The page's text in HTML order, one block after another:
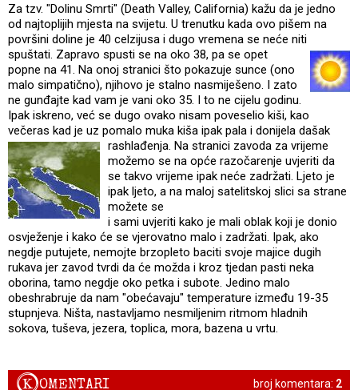
Za tzv. "Dolinu Smrti" (Death Valley, California) kažu da je jedno
od najtoplijih mjesta na svijetu. U trenutku kada ovo pišem na
površini doline je 40 celzijusa i dugo vremena se neće niti
spuštati. Zapravo spusti se na oko 38, pa se opet
popne na 41. Na onoj stranici što pokazuje sunce (ono
malo simpatično), njihovo je stalno nasmiješeno. I zato
ne gunđajte kad vam je vani oko 35. I to ne cijelu godinu.
Ipak iskreno, već se dugo ovako nisam poveselio kiši, kao
večeras kad je uz pomalo muka kiša ipak pala i donijela dašak
rashlađenja. Na stranici zavoda za vrijeme
možemo se na opće razočarenje uvjeriti da
se takvo vrijeme ipak neće zadržati. Ljeto je
ipak ljeto, a na maloj satelitskoj slici sa strane
možete se
i sami uvjeriti kako je mali oblak koji je donio
osvježenje i kako će se vjerovatno malo i zadržati. Ipak, ako
negdje putujete, nemojte brzopleto baciti svoje majice dugih
rukava jer zavod tvrdi da će možda i kroz tjedan pasti neka
oborina, tamo negdje oko petka i subote. Jedino malo
obeshrabruje da nam "obećavaju" temperature između 19-35
stupnjeva. Ništa, nastavljamo nesmiljenim ritmom hladnih
sokova, tuševa, jezera, toplica, mora, bazena u vrtu.
broj komentara: 2
KOMENTARI